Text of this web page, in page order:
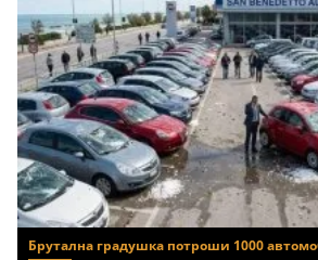
Брутална градушка потроши 1000